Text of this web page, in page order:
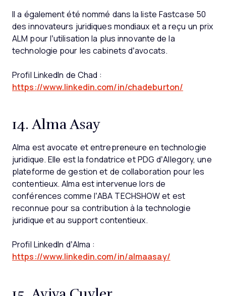
Il a également été nommé dans la liste Fastcase 50
des innovateurs juridiques mondiaux et a reçu un prix
ALM pour l’utilisation la plus innovante de la
technologie pour les cabinets d’avocats.
Profil LinkedIn de Chad :
https://www.linkedin.com/in/chadeburton/
14. Alma Asay
Alma est avocate et entrepreneure en technologie
juridique. Elle est la fondatrice et PDG d’Allegory, une
plateforme de gestion et de collaboration pour les
contentieux. Alma est intervenue lors de
conférences comme l’ABA TECHSHOW et est
reconnue pour sa contribution à la technologie
juridique et au support contentieux.
Profil LinkedIn d’Alma :
https://www.linkedin.com/in/almaasay/